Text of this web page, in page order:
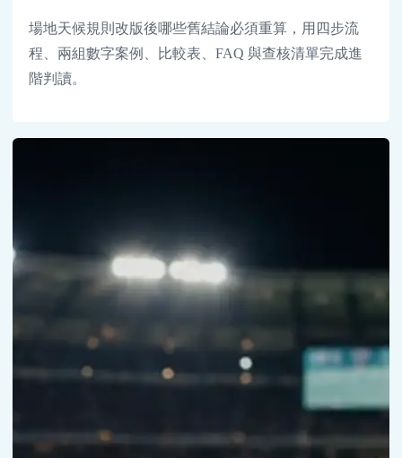
場地天候規則改版後哪些舊結論必須重算，用四步流
程、兩組數字案例、比較表、FAQ 與查核清單完成進
階判讀。